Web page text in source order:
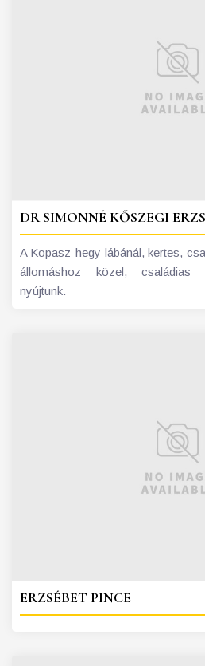
DR SIMONNÉ KŐSZEGI
A Kopasz-hegy lábánál, kertes,
állomáshoz közel, családias
nyújtunk.
ERZSÉBET PINCE